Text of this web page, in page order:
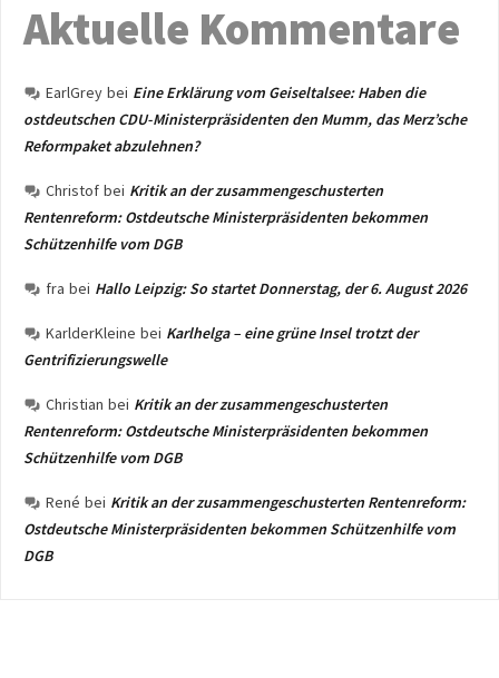
Aktuelle Kommentare
EarlGrey bei Eine Erklärung vom Geiseltalsee: Haben die
ostdeutschen CDU-Ministerpräsidenten den Mumm, das Merz’sche
Reformpaket abzulehnen?
Christof bei Kritik an der zusammengeschusterten
Rentenreform: Ostdeutsche Ministerpräsidenten bekommen
Schützenhilfe vom DGB
fra bei Hallo Leipzig: So startet Donnerstag, der 6. August 2026
KarlderKleine bei Karlhelga – eine grüne Insel trotzt der
Gentrifizierungswelle
Christian bei Kritik an der zusammengeschusterten
Rentenreform: Ostdeutsche Ministerpräsidenten bekommen
Schützenhilfe vom DGB
René bei Kritik an der zusammengeschusterten Rentenreform:
Ostdeutsche Ministerpräsidenten bekommen Schützenhilfe vom
DGB